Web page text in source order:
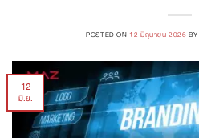
POSTED ON12 มิถุนายน 2026 BY
12
มิ.ย.